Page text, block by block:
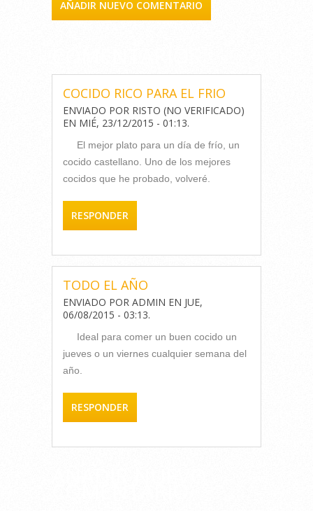
AÑADIR NUEVO COMENTARIO
COCIDO RICO PARA EL FRIO
ENVIADO POR RISTO (NO VERIFICADO)
EN MIÉ, 23/12/2015 - 01:13.
El mejor plato para un día de frío, un
cocido castellano. Uno de los mejores
cocidos que he probado, volveré.
RESPONDER
TODO EL AÑO
ENVIADO POR ADMIN EN JUE,
06/08/2015 - 03:13.
Ideal para comer un buen cocido un
jueves o un viernes cualquier semana del
año.
RESPONDER